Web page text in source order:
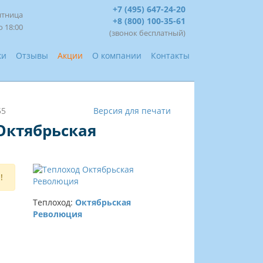
18:00
+7 (495) 647-24-20
+8 (800) 100-35-61
(звонок бесплатный)
Отзывы Акции О компании Контакты
Версия для печати
Теплоход: Октябрьская
Революция